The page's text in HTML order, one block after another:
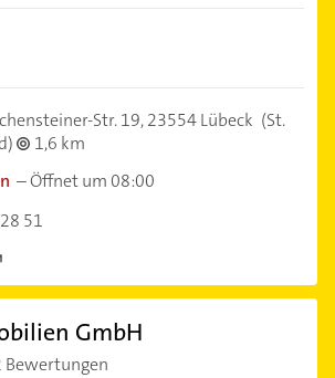
Str. 19,23554 Lübeck (St.
1,6 km
–Öffnet um 08:00
51
GmbH
Bewertungen